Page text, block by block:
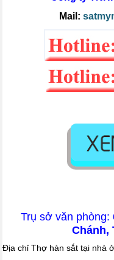
Mail:
Trụ sở văn phòng:
Chánh,
Địa chỉ Thợ hàn sắt tại nhà